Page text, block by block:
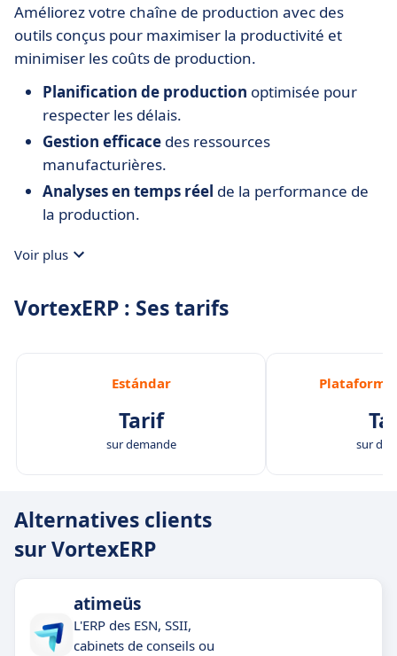
Améliorez votre chaîne de production avec des
outils conçus pour maximiser la productivité et
minimiser les coûts de production.
Planification de production optimisée pour
respecter les délais.
Gestion efficace des ressources
manufacturières.
Analyses en temps réel de la performance de
la production.
Voir plus
VortexERP : Ses tarifs
Estándar
Tarif
sur demande
Plataforma
sur
Alternatives clients
sur VortexERP
atimeüs
L'ERP des ESN, SSII,
cabinets de conseils ou